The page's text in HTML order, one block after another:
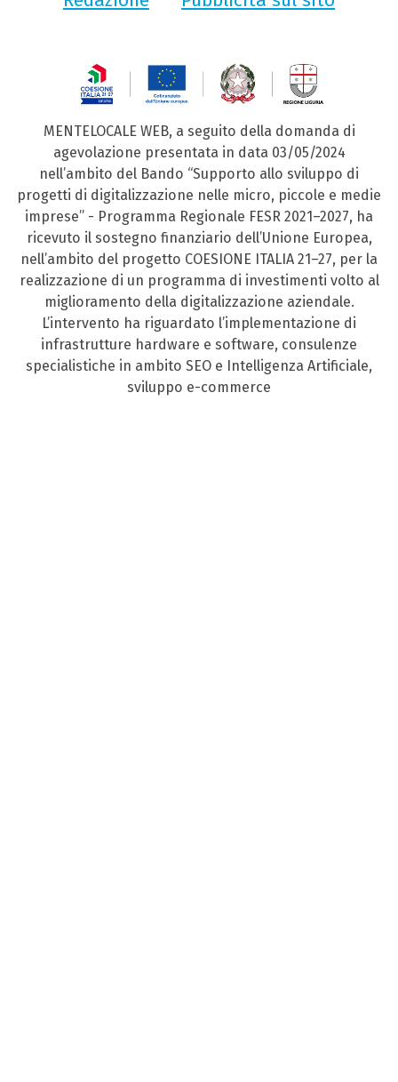
MENTELOCALE WEB, a seguito della domanda di
agevolazione presentata in data 03/05/2024
nell’ambito del Bando “Supporto allo sviluppo di
progetti di digitalizzazione nelle micro, piccole e medie
imprese” - Programma Regionale FESR 2021–2027, ha
ricevuto il sostegno finanziario dell’Unione Europea,
nell’ambito del progetto COESIONE ITALIA 21–27, per la
realizzazione di un programma di investimenti volto al
miglioramento della digitalizzazione aziendale.
L’intervento ha riguardato l’implementazione di
infrastrutture hardware e software, consulenze
specialistiche in ambito SEO e Intelligenza Artificiale,
sviluppo e-commerce